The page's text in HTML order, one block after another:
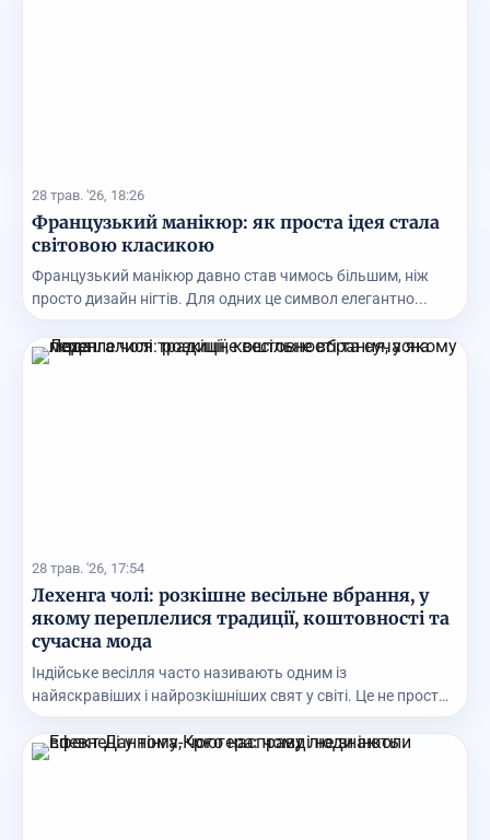
28 трав. '26, 18:26
Французький манікюр: як проста ідея стала
світовою класикою
Французький манікюр давно став чимось більшим, ніж
просто дизайн нігтів. Для одних це символ елегантно...
28 трав. '26, 17:54
Лехенга чолі: розкішне весільне вбрання, у
якому переплелися традиції, коштовності та
сучасна мода
Індійське весілля часто називають одним із
найяскравіших і найрозкішніших свят у світі. Це не просто